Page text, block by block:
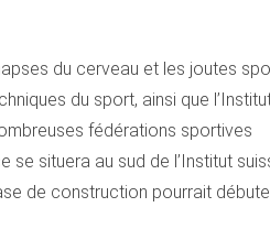
du cerveau et les joutes
du sport, ainsi que
fédérations sportives
se situera au sud de l’Institut
de construction pourrait